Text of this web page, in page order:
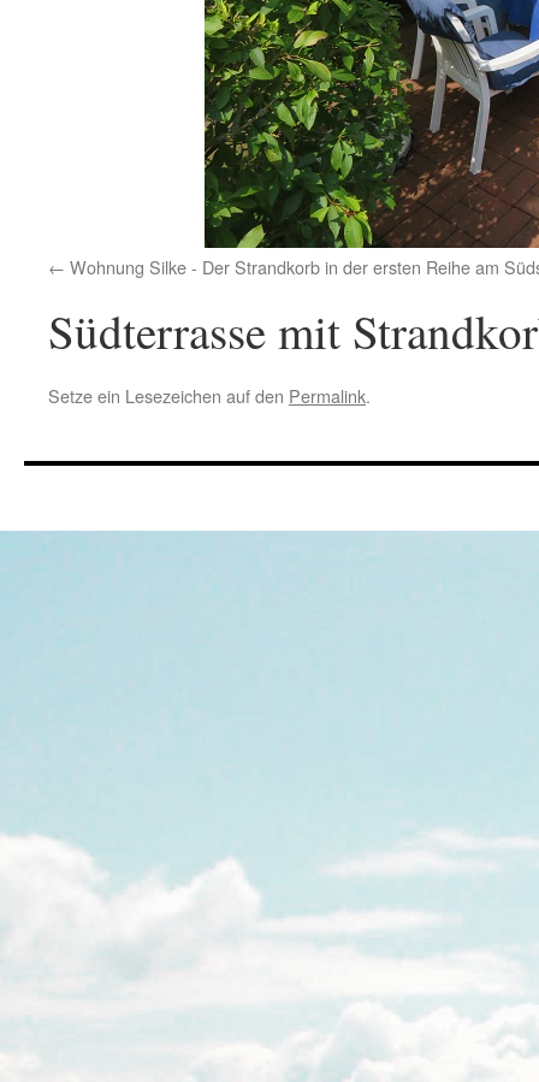
Wohnung Silke - Der Strandkorb in der ersten Reihe am
Südterrasse mit
Setze ein Lesezeichen auf den Permalink.